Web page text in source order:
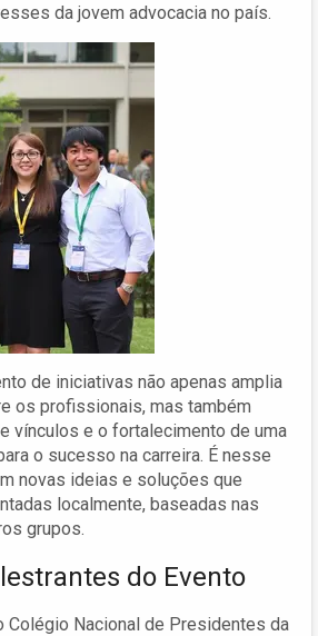
da jovem advocacia no país.
de iniciativas não apenas amplia
os profissionais, mas também
vínculos e o fortalecimento de uma
o sucesso na carreira. É nesse
novas ideias e soluções que
localmente, baseadas nas
grupos.
do Evento
Colégio Nacional de Presidentes da